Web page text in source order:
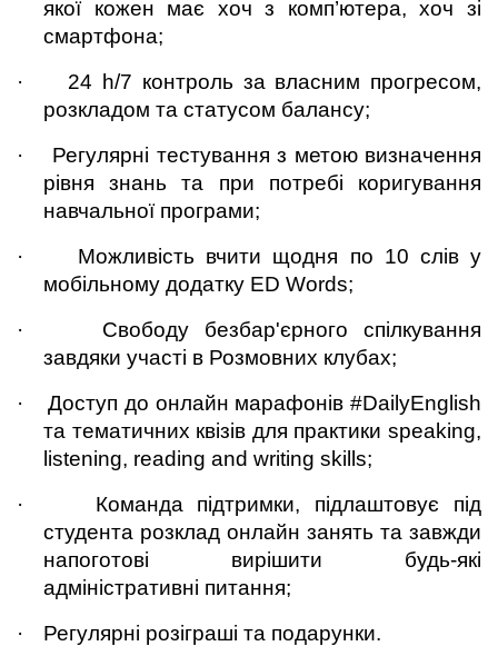
якої кожен має хоч з комп’ютера, хоч зі
смартфона;
·
24 h/7 контроль за власним прогресом,
розкладом та статусом балансу;
·
Регулярні тестування з метою визначення
рівня знань та при потребі коригування
навчальної програми;
·
Можливість вчити щодня по 10 слів у
мобільному додатку ED Words;
·
Свободу безбар'єрного спілкування
завдяки участі в Розмовних клубах;
·
Доступ до онлайн марафонів #DailyEnglish
та тематичних квізів для практики speaking,
listening, reading and writing skills;
·
Команда підтримки, підлаштовує під
студента розклад онлайн занять та завжди
напоготові вирішити будь-які
адміністративні питання;
·
Регулярні розіграші та подарунки.